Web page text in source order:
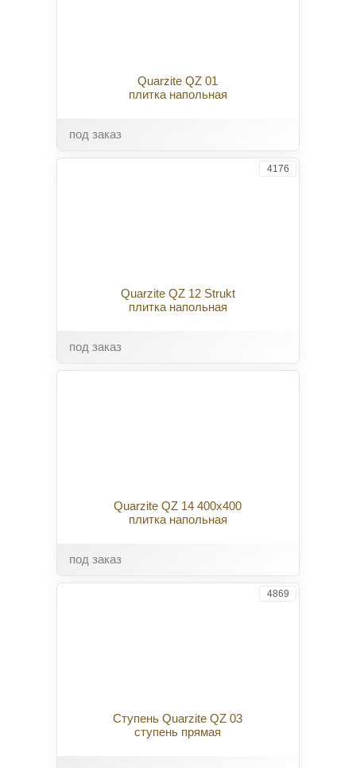
Quarzite QZ 01
плитка напольная
под заказ
4176
Quarzite QZ 12 Strukt
плитка напольная
под заказ
Quarzite QZ 14 400x400
плитка напольная
под заказ
4869
Ступень Quarzite QZ 03
ступень прямая